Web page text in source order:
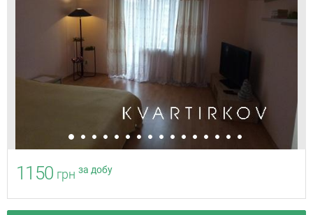
1150 грн за добу